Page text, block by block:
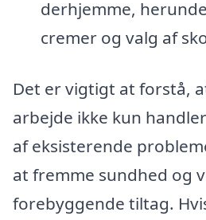
derhjemme,
cremer og valg af
Det er vigtigt at forstå,
arbejde ikke kun
af eksisterende
at fremme sundhed og
forebyggende tiltag.